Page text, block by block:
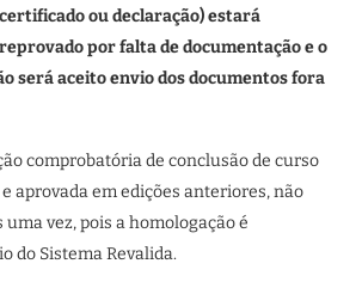
ou declaração) estará
por falta de documentação e o
será aceito envio dos documentos fora
comprobatória de conclusão de curso
aprovada em edições anteriores, não
vez, pois a homologação é
do Sistema Revalida.